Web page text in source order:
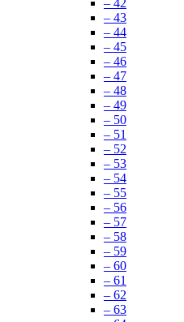
– 43
– 44
– 45
– 46
– 47
– 48
– 49
– 50
– 51
– 52
– 53
– 54
– 55
– 56
– 57
– 58
– 59
– 60
– 61
– 62
– 63